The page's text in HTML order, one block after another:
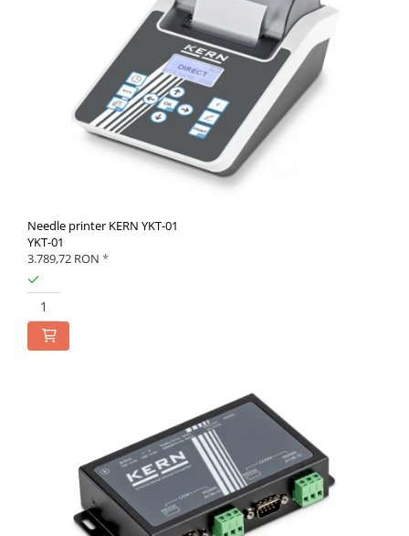
Needle printer KERN YKT-01
YKT-01
3.789,72 RON *